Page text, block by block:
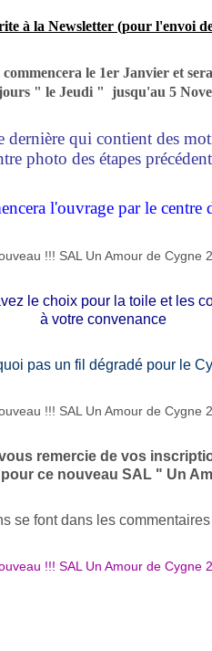
à la Newsletter (pour l'envoi
le 1er Janvier et
jours " le Jeudi " jusqu'au 5
dernière qui contient des
photo des étapes
l'ouvrage par le centre
le choix pour la toile et les
à votre convenance
pas un fil dégradé pour le
remercie de vos
ce nouveau SAL " Un
se font dans les